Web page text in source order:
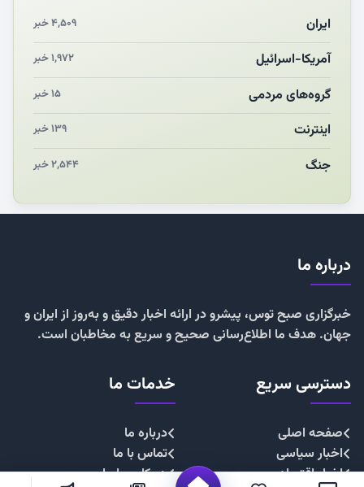
چرایی «استقبال از آقای ایران»
انقلاب مردمی و مردم انقلابی
مرگ خاموش زیست‌محیطی در منطقه تربت‌جام
ایران ۴,۵۰۹ خبر
آمریکا-اسرائیل ۱,۹۷۲ خبر
گروه‌های مردمی ۱۵ خبر
اینترنت ۱۳۹ خبر
جنگ ۲,۵۴۴ خبر
درباره ما
خبرگزاری صبح توس، پیشرو در ارائه اخبار دقیق و به‌روز از ایران و
جهان. هدف ما اطلاع‌رسانی صحیح و سریع به مخاطبان است.
دسترسی سریع
صفحه اصلی
اخبار سیاسی
اخبار اقتصادی
خدمات ما
درباره ما
تماس با ما
همکاری با ما